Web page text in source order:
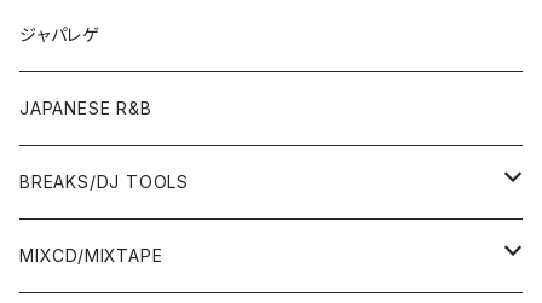
OTHERS
JAPANESE
OTHERS
ジャパレゲ
JAPANESE R&B
BREAKS/DJ TOOLS
BREAKS/MEGAMIX/CUT UP
MIXCD/MIXTAPE